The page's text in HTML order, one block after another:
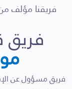
فريقنا مؤلف
فريق
فريق مسؤول عن